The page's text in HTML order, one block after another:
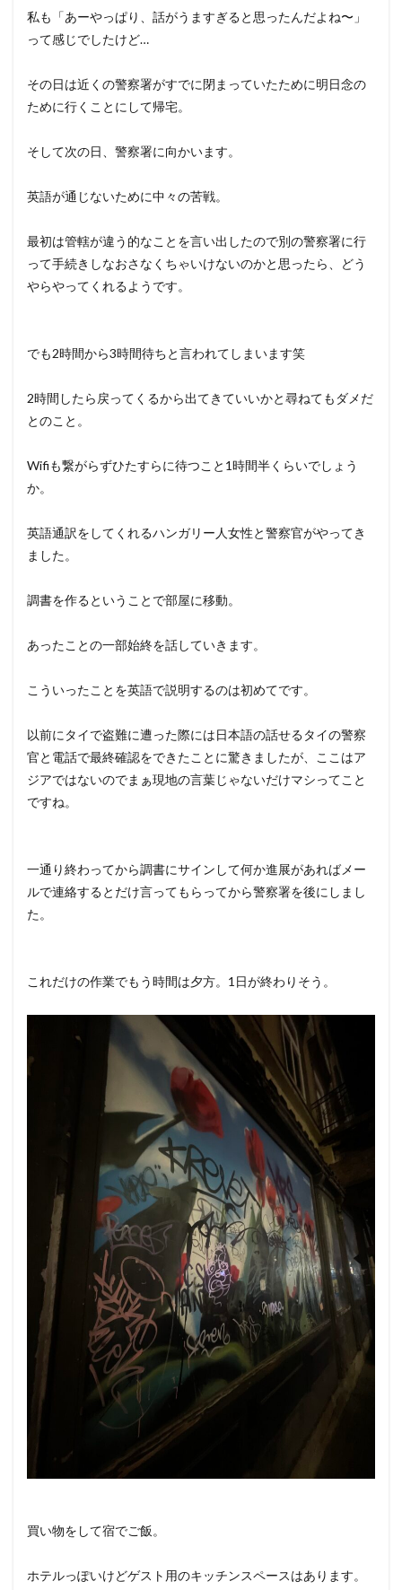
私も「あーやっぱり、話がうますぎると思ったんだよね〜」
って感じでしたけど…
その日は近くの警察署がすでに閉まっていたために明日念の
ために行くことにして帰宅。
そして次の日、警察署に向かいます。
英語が通じないために中々の苦戦。
最初は管轄が違う的なことを言い出したので別の警察署に行
って手続きしなおさなくちゃいけないのかと思ったら、どう
やらやってくれるようです。
でも2時間から3時間待ちと言われてしまいます笑
2時間したら戻ってくるから出てきていいかと尋ねてもダメだ
とのこと。
Wifiも繋がらずひたすらに待つこと1時間半くらいでしょう
か。
英語通訳をしてくれるハンガリー人女性と警察官がやってき
ました。
調書を作るということで部屋に移動。
あったことの一部始終を話していきます。
こういったことを英語で説明するのは初めてです。
以前にタイで盗難に遭った際には日本語の話せるタイの警察
官と電話で最終確認をできたことに驚きましたが、ここはア
ジアではないのでまぁ現地の言葉じゃないだけマシってこと
ですね。
一通り終わってから調書にサインして何か進展があればメー
ルで連絡するとだけ言ってもらってから警察署を後にしまし
た。
これだけの作業でもう時間は夕方。1日が終わりそう。
買い物をして宿でご飯。
ホテルっぽいけどゲスト用のキッチンスペースはあります。